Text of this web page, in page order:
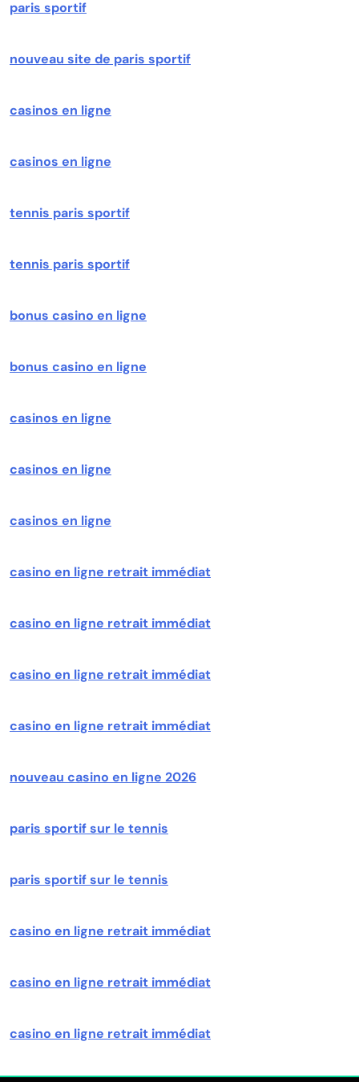
paris sportif
nouveau site de paris sportif
casinos en ligne
casinos en ligne
tennis paris sportif
tennis paris sportif
bonus casino en ligne
bonus casino en ligne
casinos en ligne
casinos en ligne
casinos en ligne
casino en ligne retrait immédiat
casino en ligne retrait immédiat
casino en ligne retrait immédiat
casino en ligne retrait immédiat
nouveau casino en ligne 2026
paris sportif sur le tennis
paris sportif sur le tennis
casino en ligne retrait immédiat
casino en ligne retrait immédiat
casino en ligne retrait immédiat